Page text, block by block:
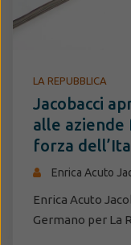
LA REPUBBLICA
Jacobacci
alle aziende
forza
Enrica Acuto
Enrica Acuto
Germano per La